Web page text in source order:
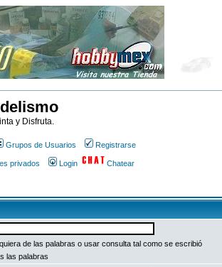
y Disfruta.
Grupos de Usuarios Registrarse
privados Login Chatear
de las palabras o usar consulta tal como se escribió
las palabras